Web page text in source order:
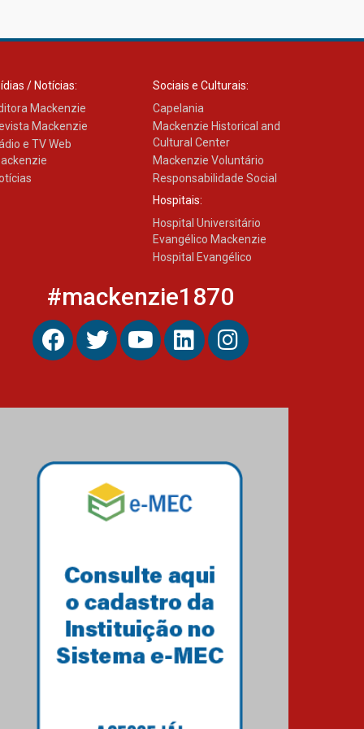
educação superior
/ Notícias:
Mackenzie
Mackenzie
e TV Web
Sociais e Culturais:
Capelania
Mackenzie Historical and
Cultural Center
Mackenzie Voluntário
Responsabilidade Social
Hospitais:
Hospital Universitário
Evangélico Mackenzie
Hospital Evangélico
#mackenzie1870